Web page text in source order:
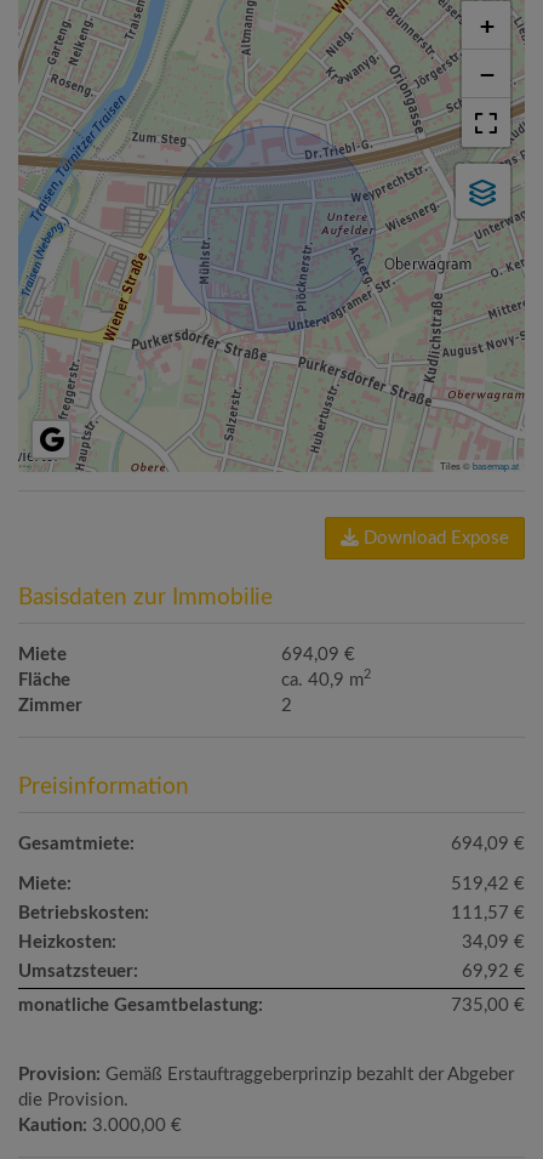
+
−
Tiles ©basemap.at
Download Expose
Basisdaten zur Immobilie
Miete
694,09 €
Fläche
ca. 40,9 m2
Zimmer 2
Preisinformation
Gesamtmiete: 694,09 €
Miete:
519,42 €
Betriebskosten:
111,57 €
Heizkosten:
34,09 €
Umsatzsteuer:
69,92 €
monatliche Gesamtbelastung:
735,00 €
Provision: Gemäß Erstauftraggeberprinzip bezahlt der Abgeber
die Provision.
Kaution: 3.000,00 €